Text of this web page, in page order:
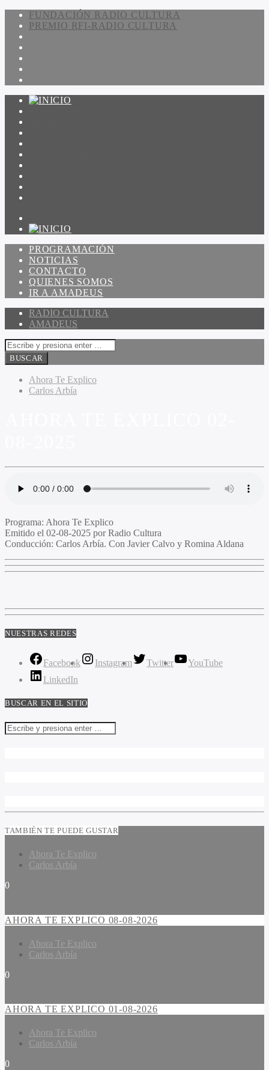
FUNDACIÓN RADIO CULTURA
PREMIO RFI-RADIO CULTURA
PROGRAMACIÓN
NOTICIAS
CONTACTO
QUIENES SOMOS
IR A AMADEUS
RADIO CULTURA
AMADEUS
Ahora Te Explico
Carlos Arbía
Programa: Ahora Te Explico
Emitido el 02-08-2025 por Radio Cultura
Conducción: Carlos Arbía. Con Javier Calvo y Romina Aldana
NUESTRAS REDES
Facebook Instagram Twitter
YouTube
LinkedIn
BUSCAR EN EL SITIO
TAMBIÉN TE PUEDE GUSTAR
Ahora Te Explico
Carlos Arbía
0
AHORA TE EXPLICO 08-08-2026
Ahora Te Explico
Carlos Arbía
0
AHORA TE EXPLICO 01-08-2026
Ahora Te Explico
Carlos Arbía
0